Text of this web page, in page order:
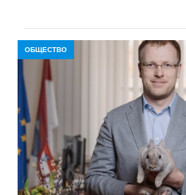
ОБЩЕСТВО